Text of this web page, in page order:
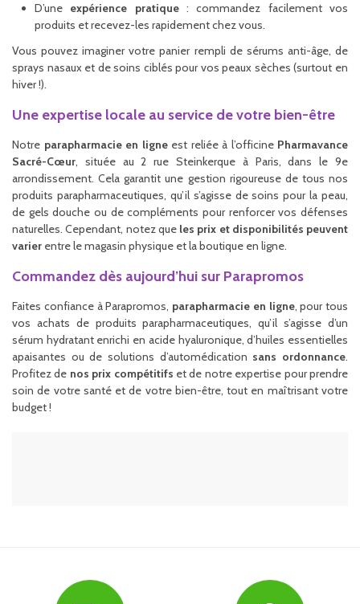
D’une expérience pratique: commandez facilement vos
produits et recevez-les rapidement chez vous.
Vous pouvez imaginer votre panier rempli de sérums anti-âge, de
sprays nasaux et de soins ciblés pour vos peaux sèches (surtout en
hiver !).
Une expertise locale au service de votre bien-être
Notre parapharmacie en ligneest reliée à l’officine Pharmavance
Sacré-Cœur, située au 2 rue Steinkerque à Paris, dans le 9e
arrondissement. Cela garantit une gestion rigoureuse de tous nos
produits parapharmaceutiques, qu’il s’agisse de soins pour la peau,
de gels douche ou de compléments pour renforcer vos défenses
naturelles. Cependant, notez que les prix et disponibilités peuvent
varier entre le magasin physique et la boutique en ligne.
Commandez dès aujourd’hui sur Parapromos
Faites confiance à Parapromos, parapharmacie en ligne, pour tous
vos achats de produits parapharmaceutiques, qu’il s’agisse d’un
sérum hydratant enrichi en acide hyaluronique, d’huiles essentielles
apaisantes ou de solutions d’automédication sans ordonnance.
Profitez de nos prix compétitifs et de notre expertise pour prendre
soin de votre santé et de votre bien-être, tout en maîtrisant votre
budget !